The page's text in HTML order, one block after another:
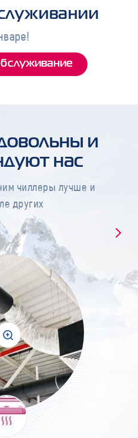
и
нас
чиллеры лучше и
других